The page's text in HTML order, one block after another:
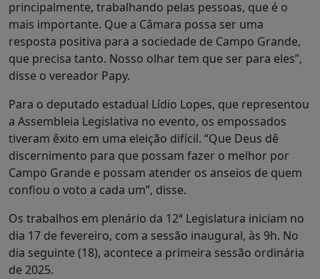
principalmente, trabalhando pelas pessoas, que é o
mais importante. Que a Câmara possa ser uma
resposta positiva para a sociedade de Campo Grande,
que precisa tanto. Nosso olhar tem que ser para eles”,
disse o vereador Papy.
Para o deputado estadual Lídio Lopes, que representou
a Assembleia Legislativa no evento, os empossados
tiveram êxito em uma eleição difícil. “Que Deus dê
discernimento para que possam fazer o melhor por
Campo Grande e possam atender os anseios de quem
confiou o voto a cada um”, disse.
Os trabalhos em plenário da 12ª Legislatura iniciam no
dia 17 de fevereiro, com a sessão inaugural, às 9h. No
dia seguinte (18), acontece a primeira sessão ordinária
de 2025.